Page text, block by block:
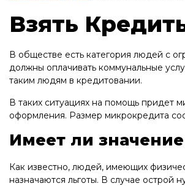
Взять
В обществе есть категория людей с
должны оплачивать коммунальные
таким людям в кредитовании.
В таких ситуациях на помощь придет
оформления. Размер микрокредита
Имеет ли
Как известно, людей, имеющих
назначаются льготы. В случае